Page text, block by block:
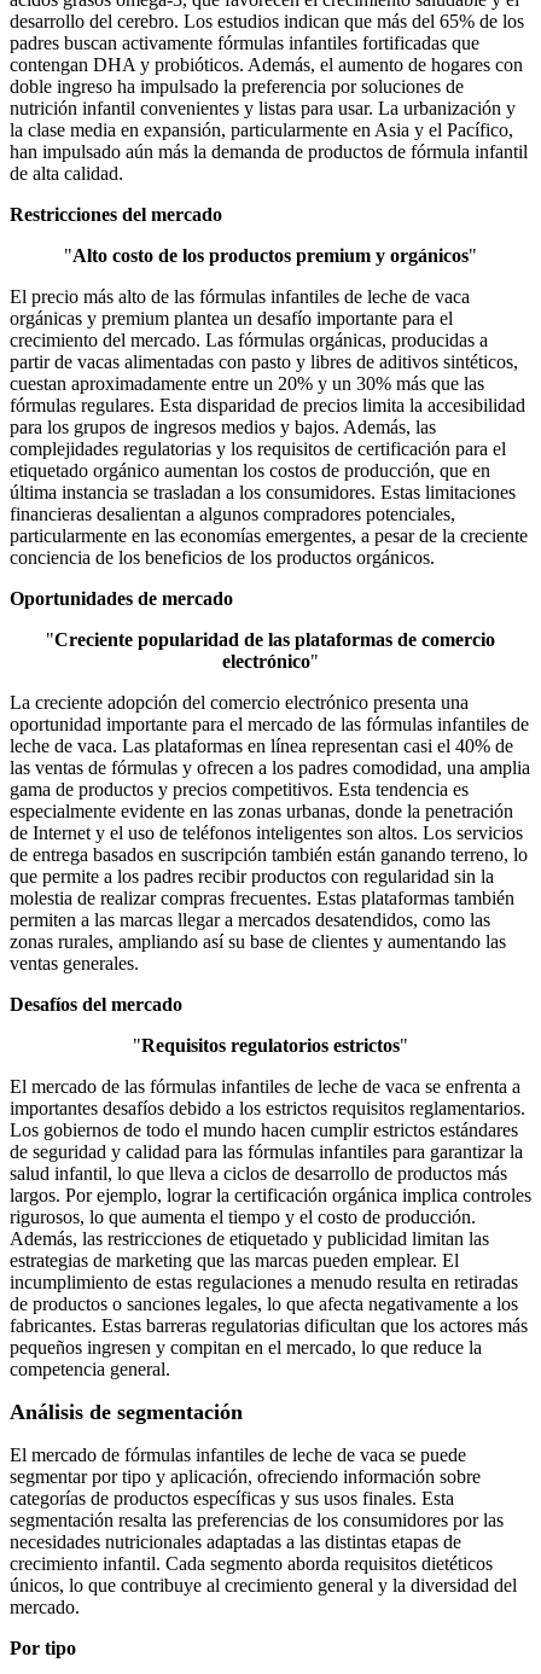
desarrollo del cerebro. Los estudios indican que más del 65% de los
padres buscan activamente fórmulas infantiles fortificadas que
contengan DHA y probióticos. Además, el aumento de hogares con
doble ingreso ha impulsado la preferencia por soluciones de
nutrición infantil convenientes y listas para usar. La urbanización y
la clase media en expansión, particularmente en Asia y el Pacífico,
han impulsado aún más la demanda de productos de fórmula infantil
de alta calidad.
Restricciones del mercado
"Alto costo de los productos premium y orgánicos"
El precio más alto de las fórmulas infantiles de leche de vaca
orgánicas y premium plantea un desafío importante para el
crecimiento del mercado. Las fórmulas orgánicas, producidas a
partir de vacas alimentadas con pasto y libres de aditivos sintéticos,
cuestan aproximadamente entre un 20% y un 30% más que las
fórmulas regulares. Esta disparidad de precios limita la accesibilidad
para los grupos de ingresos medios y bajos. Además, las
complejidades regulatorias y los requisitos de certificación para el
etiquetado orgánico aumentan los costos de producción, que en
última instancia se trasladan a los consumidores. Estas limitaciones
financieras desalientan a algunos compradores potenciales,
particularmente en las economías emergentes, a pesar de la creciente
conciencia de los beneficios de los productos orgánicos.
Oportunidades de mercado
"Creciente popularidad de las plataformas de comercio
electrónico"
La creciente adopción del comercio electrónico presenta una
oportunidad importante para el mercado de las fórmulas infantiles de
leche de vaca. Las plataformas en línea representan casi el 40% de
las ventas de fórmulas y ofrecen a los padres comodidad, una amplia
gama de productos y precios competitivos. Esta tendencia es
especialmente evidente en las zonas urbanas, donde la penetración
de Internet y el uso de teléfonos inteligentes son altos. Los servicios
de entrega basados ​​en suscripción también están ganando terreno, lo
que permite a los padres recibir productos con regularidad sin la
molestia de realizar compras frecuentes. Estas plataformas también
permiten a las marcas llegar a mercados desatendidos, como las
zonas rurales, ampliando así su base de clientes y aumentando las
ventas generales.
Desafíos del mercado
"Requisitos regulatorios estrictos"
El mercado de las fórmulas infantiles de leche de vaca se enfrenta a
importantes desafíos debido a los estrictos requisitos reglamentarios.
Los gobiernos de todo el mundo hacen cumplir estrictos estándares
de seguridad y calidad para las fórmulas infantiles para garantizar la
salud infantil, lo que lleva a ciclos de desarrollo de productos más
largos. Por ejemplo, lograr la certificación orgánica implica controles
rigurosos, lo que aumenta el tiempo y el costo de producción.
Además, las restricciones de etiquetado y publicidad limitan las
estrategias de marketing que las marcas pueden emplear. El
incumplimiento de estas regulaciones a menudo resulta en retiradas
de productos o sanciones legales, lo que afecta negativamente a los
fabricantes. Estas barreras regulatorias dificultan que los actores más
pequeños ingresen y compitan en el mercado, lo que reduce la
competencia general.
Análisis de segmentación
El mercado de fórmulas infantiles de leche de vaca se puede
segmentar por tipo y aplicación, ofreciendo información sobre
categorías de productos específicas y sus usos finales. Esta
segmentación resalta las preferencias de los consumidores por las
necesidades nutricionales adaptadas a las distintas etapas de
crecimiento infantil. Cada segmento aborda requisitos dietéticos
únicos, lo que contribuye al crecimiento general y la diversidad del
mercado.
Por tipo